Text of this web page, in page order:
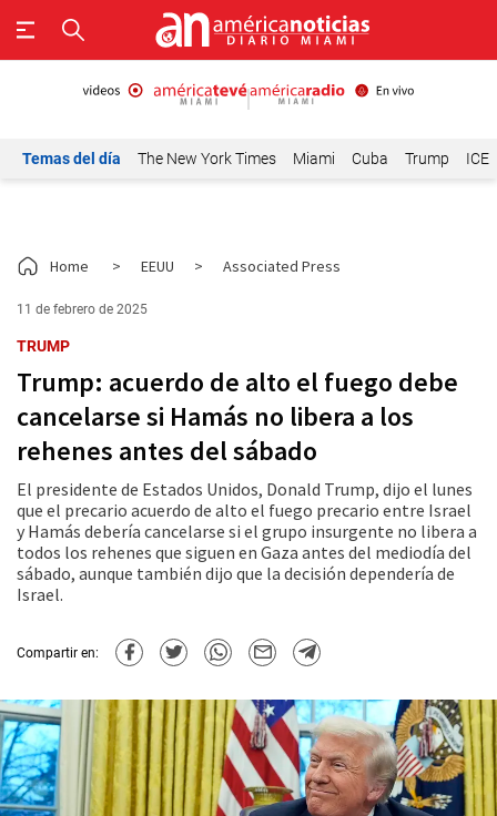
Temas del día The New York Times Miami Cuba Trump ICE
Home > EEUU > Associated Press
11 de febrero de 2025
TRUMP
Trump: acuerdo de alto el fuego debe
cancelarse si Hamás no libera a los
rehenes antes del sábado
El presidente de Estados Unidos, Donald Trump, dijo el lunes
que el precario acuerdo de alto el fuego precario entre Israel
y Hamás debería cancelarse si el grupo insurgente no libera a
todos los rehenes que siguen en Gaza antes del mediodía del
sábado, aunque también dijo que la decisión dependería de
Israel.
Compartir en: